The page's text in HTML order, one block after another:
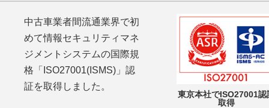
東京本社でISO27001認
取得
中古車業者間流通業界で初
めて情報セキュリティマネ
ジメントシステムの国際規
格「ISO27001(ISMS)」認
証を取得しました。